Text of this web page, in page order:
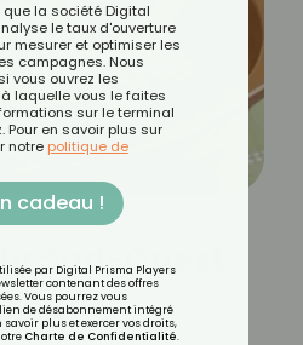
Sud-Ouest
la société Digital
le taux d'ouverture
mesurer et optimiser les
campagnes. Nous
vous ouvrez les
laquelle vous le faites
sur le terminal
Pour en savoir plus sur
notre politique de
cadeau !
par Digital Prisma Players
contenant des offres
Vous pourrez vous
de désabonnement intégré
plus et exercer vos droits,
Charte de Confidentialité.